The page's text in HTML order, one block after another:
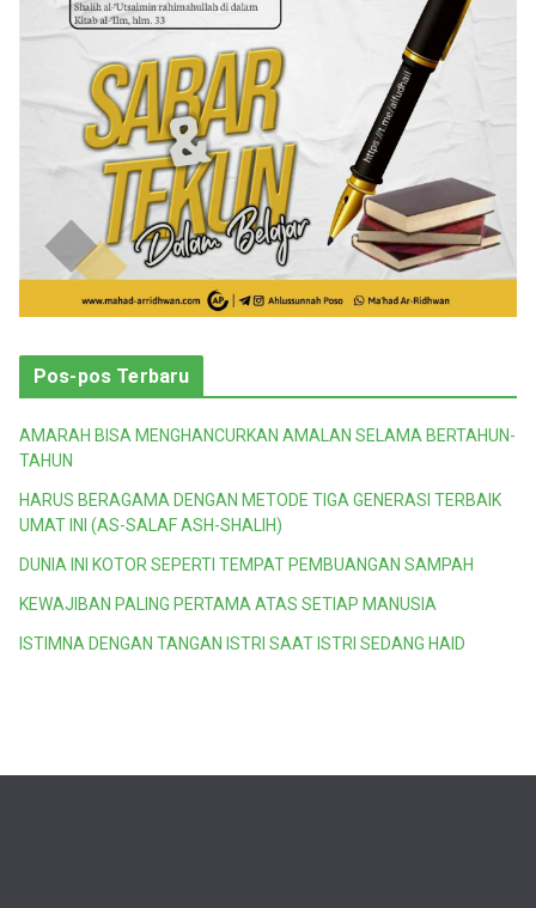
Pos-pos Terbaru
AMARAH BISA MENGHANCURKAN AMALAN SELAMA BERTAHUN-
TAHUN
HARUS BERAGAMA DENGAN METODE TIGA GENERASI TERBAIK
UMAT INI (AS-SALAF ASH-SHALIH)
DUNIA INI KOTOR SEPERTI TEMPAT PEMBUANGAN SAMPAH
KEWAJIBAN PALING PERTAMA ATAS SETIAP MANUSIA
ISTIMNA DENGAN TANGAN ISTRI SAAT ISTRI SEDANG HAID